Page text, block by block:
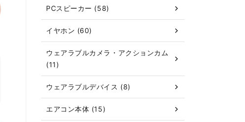
PCスピーカー (58)
イヤホン (60)
ウェアラブルカメラ・アクションカム
(11)
ウェアラブルデバイス (8)
エアコン本体 (15)